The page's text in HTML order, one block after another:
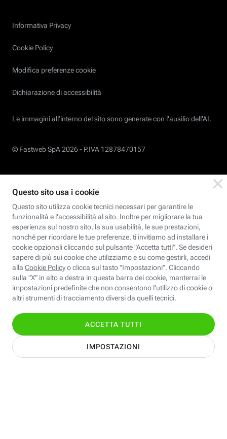
Informativa Privacy
Cookie Policy
Modifica preferenze cookie
Dichiarazione di accessibilità
Le immagini all’interno del sito sono generate con l'ausilio dell'AI.
© Fastweb SpA 2026 - P.IVA 12878470157